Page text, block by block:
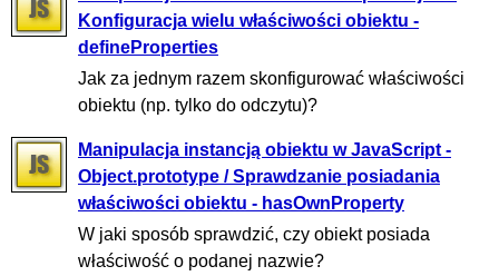
Konfiguracja wielu właściwości obiektu -
defineProperties
Jak za jednym razem skonfigurować właściwości
obiektu (np. tylko do odczytu)?
Manipulacja instancją obiektu w JavaScript -
Object.prototype / Sprawdzanie posiadania
właściwości obiektu - hasOwnProperty
W jaki sposób sprawdzić, czy obiekt posiada
właściwość o podanej nazwie?